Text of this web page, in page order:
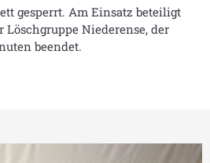
gesperrt. Am Einsatz beteiligt
Löschgruppe Niederense, der
beendet.